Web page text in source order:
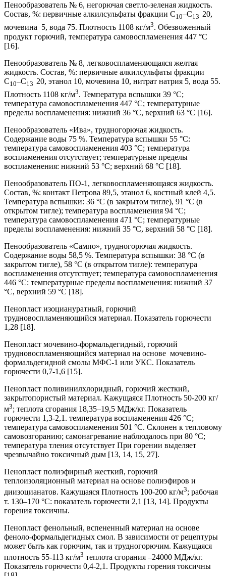
Пенообразователь № 6, негорючая светло-зеленая жидкость.
Состав, %: первичные алкилсульфаты фракции C10–C13 20,
мочевина 5, вода 75. Плотность 1108 кг/м3. Обезвоженный
продукт горючий, температура самовоспламенения 447 °С
[16].
Пенообразователь № 8, легковоспламеняющаяся желтая
жидкость. Состав, %: первичные алкилсульфаты фракции
C10–C13 20, этанол 10, мочевина 10, нитрат натрия 5, вода 55.
Плотность 1108 кг/м3. Температура вспышки 39 °С;
температура самовоспламенения 447 °С; температурные
пределы воспламенения: нижний 36 °С, верхний 63 °С [16].
Пенообразователь «Ива», трудногорючая жидкость.
Содержание воды 75 %. Температура вспышки 55 °С:
температура самовоспламенения 403 °С; температура
воспламенения отсутствует; температурные пределы
воспламенения: нижний 53 °С; верхний 68 °С [18].
Пенообразователь ПО-1, легковоспламеняющаяся жидкость.
Состав, %: контакт Петрова 89,5, этанол 6, костный клей 4,5.
Температура вспышки: 36 °С (в закрытом тигле), 91 °С (в
открытом тигле); температура воспламенения 94 °С;
температура самовоспламенения 471 °С; температурные
пределы воспламенения: нижний 35 °С, верхний 58 °С [18].
Пенообразователь «Сампо», трудногорючая жидкость.
Содержание воды 58,5 %. Температура вспышки: 38 °С (в
закрытом тигле), 58 °С (в открытом тигле): температура
воспламенения отсутствует; температура самовоспламенения
446 °С: температурные пределы воспламенения: нижний 37
°С, верхний 59 °С [18].
Пенопласт изоциануратный, горючий
трудновоспламеняющийся материал. Показатель горючести
1,28 [18].
Пенопласт мочевино-формальдегидный, горючий
трудновоспламеняющийся материал на основе мочевино-
формальдегидной смолы МФС-1 или УКС. Показатель
горючести 0,7-1,6 [15].
Пенопласт поливинилхлоридный, горючий жесткий,
закрытопористый материал. Кажущаяся Плотность 50-200 кг/
м3; теплота сгорания 18,35–19,5 МДж/кг. Показатель
горючести 1,3-2,1. температура воспламенения 426 °С;
температура самовоспламенения 501 °С. Склонен к тепловому
самовозгоранию; самонагревание наблюдалось при 80 °С;
температура тления отсутствует При горении выделяет
чрезвычайно токсичный дым [13, 14, 15, 27].
Пенопласт полиэфирный жесткий, горючий
теплоизоляционный материал на основе полиэфиров и
диизоцианатов. Кажущаяся Плотность 100-200 кг/м3; рабочая
т. 130–170 °С: показатель горючести 2,1 [13, 14]. Продукты
горения токсичны.
Пенопласт фенольный, вспененный материал на основе
феноло-формальдегидных смол. В зависимости от рецептуры
может быть как горючим, так и трудногорючим. Кажущаяся
плотность 55-113 кг/м3 теплота сгорания –24000 МДж/кг.
Показатель горючести 0,4-2,1. Продукты горения токсичны